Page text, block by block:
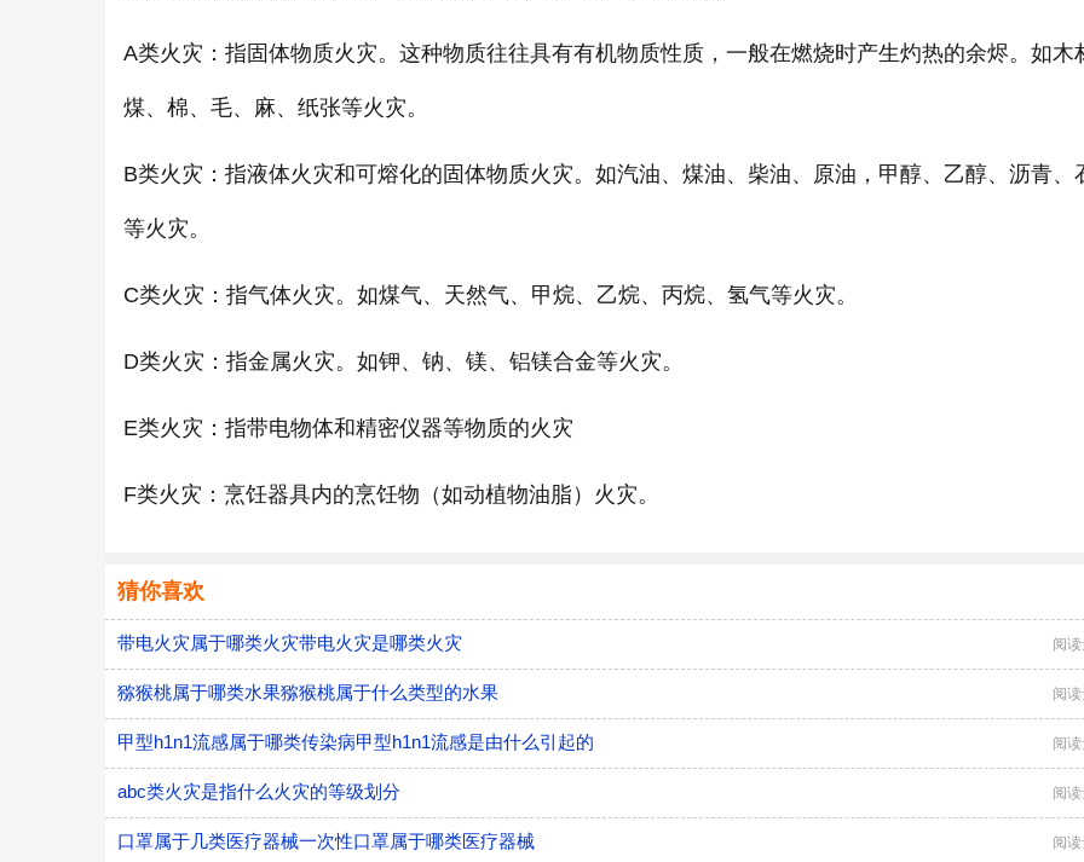
A类火灾：指固体物质火灾。这种物质往往具有有机物质性质，一般在燃烧时产生灼热的余烬。如木
煤、棉、毛、麻、纸张等火灾。
B类火灾：指液体火灾和可熔化的固体物质火灾。如汽油、煤油、柴油、原油，甲醇、乙醇、沥青、
等火灾。
C类火灾：指气体火灾。如煤气、天然气、甲烷、乙烷、丙烷、氢气等火灾。
D类火灾：指金属火灾。如钾、钠、镁、铝镁合金等火灾。
E类火灾：指带电物体和精密仪器等物质的火灾
F类火灾：烹饪器具内的烹饪物（如动植物油脂）火灾。
猜你喜欢
带电火灾属于哪类火灾带电火灾是哪类火灾 阅
猕猴桃属于哪类水果猕猴桃属于什么类型的水果 阅
甲型h1n1流感属于哪类传染病甲型h1n1流感是由什么引起的 阅
abc类火灾是指什么火灾的等级划分 阅
口罩属于几类医疗器械一次性口罩属于哪类医疗器械 阅